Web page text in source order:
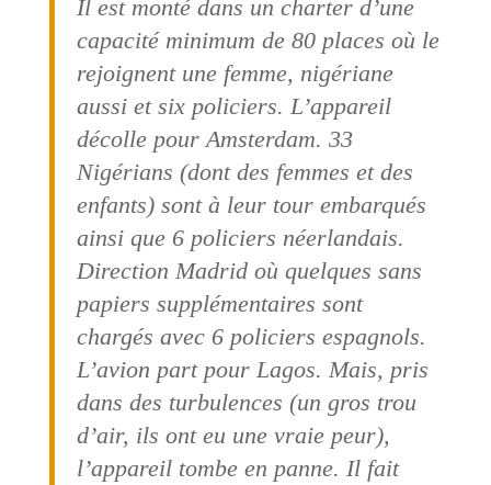
Il est monté dans un charter d’une
capacité minimum de 80 places où le
rejoignent une femme, nigériane
aussi et six policiers. L’appareil
décolle pour Amsterdam. 33
Nigérians (dont des femmes et des
enfants) sont à leur tour embarqués
ainsi que 6 policiers néerlandais.
Direction Madrid où quelques sans
papiers supplémentaires sont
chargés avec 6 policiers espagnols.
L’avion part pour Lagos. Mais, pris
dans des turbulences (un gros trou
d’air, ils ont eu une vraie peur),
l’appareil tombe en panne. Il fait